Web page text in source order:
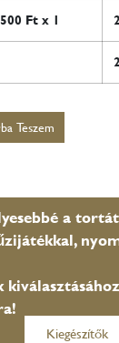
Ft x 1
Teszem
a
Kiegészítők